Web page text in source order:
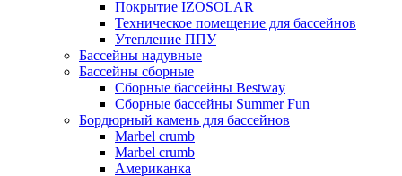
Покрытие IZOSOLAR
Техническое помещение для бассейнов
Утепление ППУ
Бассейны надувные
Бассейны сборные
Сборные бассейны Bestway
Сборные бассейны Summer Fun
Бордюрный камень для бассейнов
Marbel crumb
Marbel crumb
Американка